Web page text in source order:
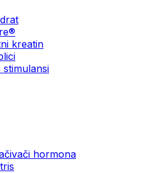
kreatin
hormona